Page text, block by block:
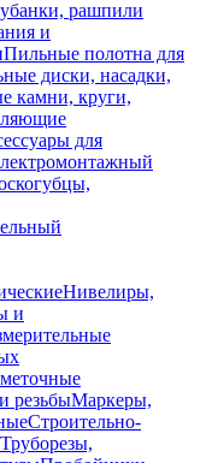
рашпили
и
Пильные полотна для
диски, насадки,
камни, круги,
для
Нивелиры,
и
резьбыМаркеры,
Строительно-
Труборезы,